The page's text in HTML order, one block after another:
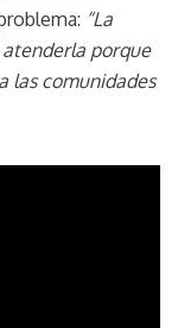
“La
porque
las comunidades